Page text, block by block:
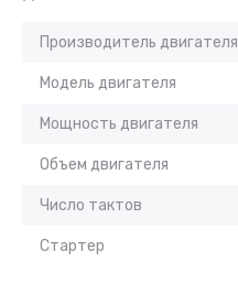
Производитель двигателя
Модель двигателя
Мощность двигателя
Объем двигателя
Число тактов
Стартер